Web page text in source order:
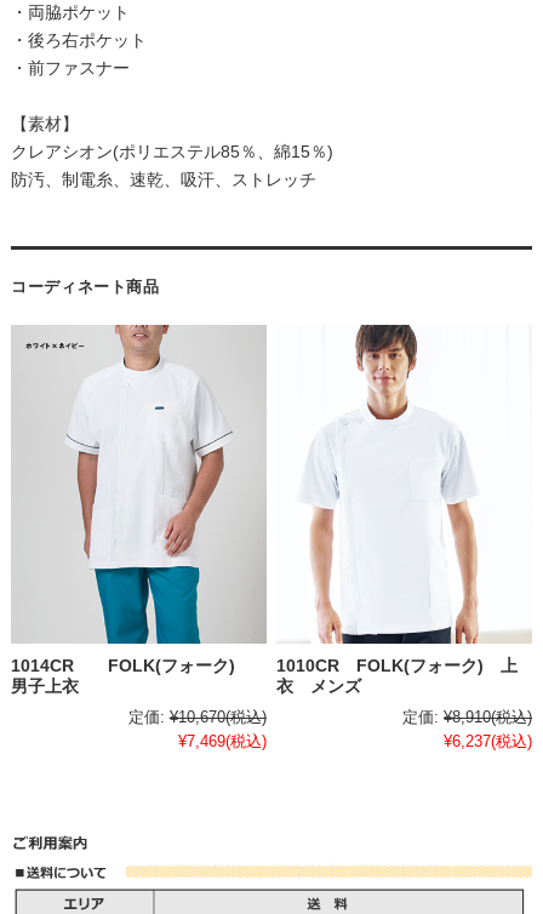
・両脇ポケット
・後ろ右ポケット
・前ファスナー
【素材】
クレアシオン(ポリエステル85％、綿15％)
防汚、制電糸、速乾、吸汗、ストレッチ
コーディネート商品
1014CR FOLK(フォーク)
男子上衣
定価: ¥10,670(税込)
¥7,469(税込)
1010CR FOLK(フォーク) 上
衣 メンズ
定価: ¥8,910(税込)
¥6,237(税込)